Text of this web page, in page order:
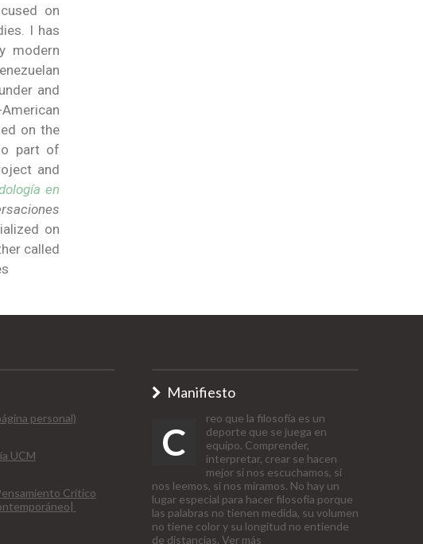
on
I has
modern
and
on the
part of
and
en
on
called
personal)
UCM
Crítico
Manifiesto
C
reo que la filosofía es un
deporte que se juega en
equipo. Comprender,
interpretar, crear se hacen
mejor si nos escuchamos, si
nos leemos, si nos miramos. No hay un
lugar especial para hacer filosofía porque
las palabras no tienen medida, su volumen
no tiene color y su longitud no entiende
de distancias.Ver más